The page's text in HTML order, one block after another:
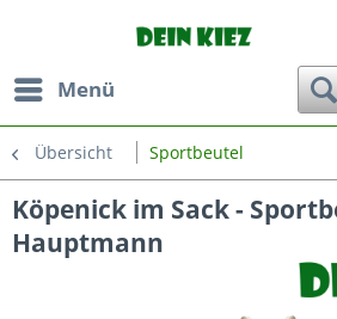
Menü
Übersicht Sportbeutel
Köpenick im Sack -
Hauptmann